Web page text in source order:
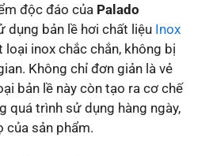
độc đáo của Palado
dụng bản lề hơi chất liệu Inox
loại inox chắc chắn, không bị
Không chỉ đơn giản là vẻ
bản lề này còn tạo ra cơ chế
quá trình sử dụng hàng ngày,
của sản phẩm.